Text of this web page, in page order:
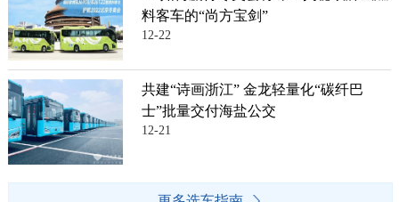
料客车的“尚方宝剑”
12-22
共建“诗画浙江” 金龙轻量化“碳纤巴
士”批量交付海盐公交
12-21